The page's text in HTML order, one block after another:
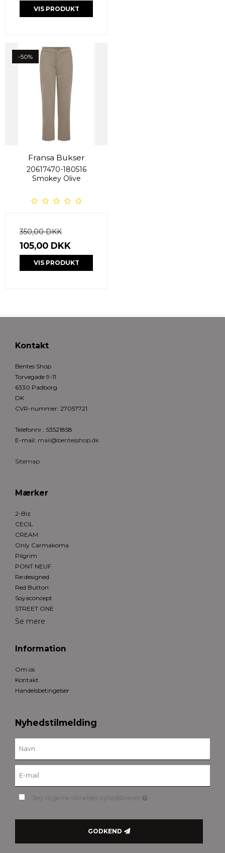
VIS PRODUKT
-50%
Fransa Bukser
20617470-180516
Smokey Olive
350,00 DKK
105,00 DKK
VIS PRODUKT
Kontakt
Bentes Shop
Torvegade 9-11
6330 Padborg
DK
CVR-nummer: 27057721
Telefonnr. : 53521858
E-mail: mail@bentesshop.dk
Sitemap
Mærker
2-Biz
CECIL
CREAM
Only Carmakoma
Pilgrim
PONT NEUF
Re:designed
Red Button
Soyaconcept
STREET ONE
Se mere
Information
Om os
Kontakt
Handelsbetingelser
Nyhedstilmelding
Jeg vil gerne tilmeldes nyhedsbrevet
GODKEND